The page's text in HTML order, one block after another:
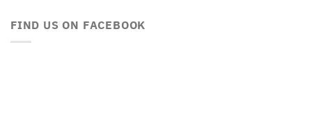
FIND US ON FACEBOOK